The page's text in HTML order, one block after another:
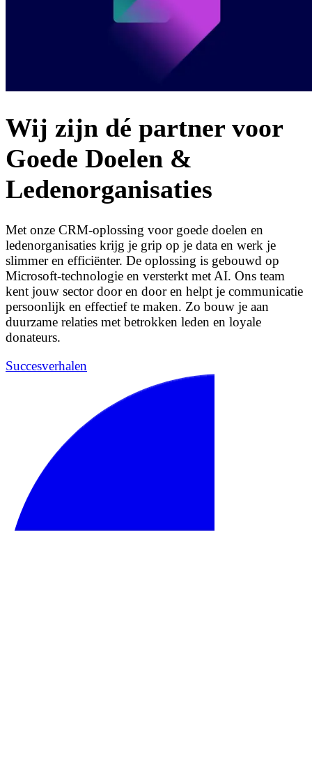
Wij zijn dé partner voor
Goede Doelen &
Ledenorganisaties
Met onze CRM-oplossing voor goede doelen en
ledenorganisaties krijg je grip op je data en werk je
slimmer en efficiënter. De oplossing is gebouwd op
Microsoft-technologie en versterkt met AI. Ons team
kent jouw sector door en door en helpt je communicatie
persoonlijk en effectief te maken. Zo bouw je aan
duurzame relaties met betrokken leden en loyale
donateurs.
Succesverhalen